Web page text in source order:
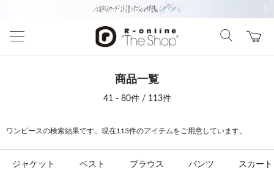
商品一覧
41 - 80件 / 113件
ワンピースの検索結果です。現在113件のアイテムをご用意しています。
ジャケット ベスト ブラウス パンツ スカート